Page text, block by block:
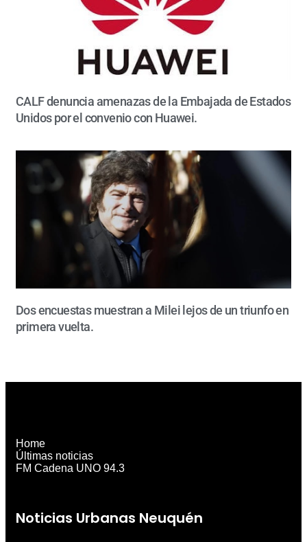
CALF denuncia amenazas de la Embajada de Estados
Unidos por el convenio con Huawei.
Dos encuestas muestran a Milei lejos de un triunfo en
primera vuelta.
Noticias Urbanas Neuquén
Home
Últimas noticias
FM Cadena UNO 94.3